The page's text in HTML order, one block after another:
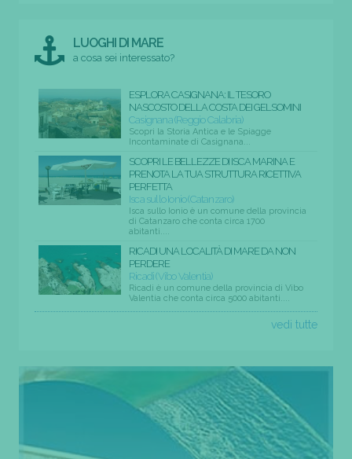
LUOGHI DI MARE
a cosa sei interessato?
ESPLORA CASIGNANA: IL TESORO
NASCOSTO DELLA COSTA DEI GELSOMINI
Casignana (Reggio Calabria)
Scopri la Storia Antica e le Spiagge
Incontaminate di Casignana...
SCOPRI LE BELLEZZE DI ISCA MARINA E
PRENOTA LA TUA STRUTTURA RICETTIVA
PERFETTA
Isca sullo Ionio (Catanzaro)
Isca sullo Ionio è un comune della provincia
di Catanzaro che conta circa 1700
abitanti....
RICADI UNA LOCALITÀ DI MARE DA NON
PERDERE
Ricadi (Vibo Valentia)
Ricadi è un comune della provincia di Vibo
Valentia che conta circa 5000 abitanti....
vedi tutte